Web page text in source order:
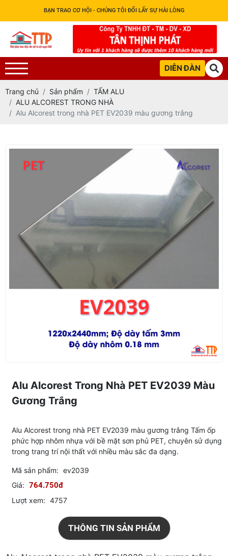
BẠN TRAO CƠ HỘI - CHÚNG TÔI ĐỔI LẤY SỰ HÀI LÒNG
DIỄN ĐÀN
Trang chủ Sản phẩm
TẤM ALU
ALU ALCOREST TRONG NHÀ
Alu Alcorest trong nhà PET EV2039 màu gương trắng
Alu Alcorest Trong Nhà PET EV2039 Màu
Gương Trắng
Alu Alcorest trong nhà PET EV2039 màu gương trắng Tấm ốp
phức hợp nhôm nhựa với bề mặt sơn phủ PET, chuyên sử dụng
trong trang trí nội thất với nhiều màu sắc đa dạng.
Mã sản phẩm: ev2039
Giá: 764.750đ
Lượt xem: 4757
THÔNG TIN SẢN PHẨM